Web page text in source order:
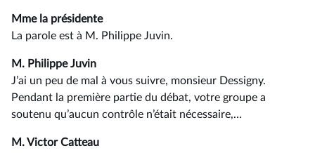
Mme la présidente
La parole est à M. Philippe Juvin.
M. Philippe Juvin
J’ai un peu de mal à vous suivre, monsieur Dessigny.
Pendant la première partie du débat, votre groupe a
soutenu qu’aucun contrôle n’était nécessaire,…
M. Victor Catteau